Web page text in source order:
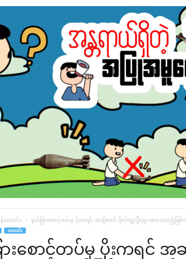
းသတင်း နယ်ခြား‌စောင့်တပ်မှ ပိုးကရင် အဆို‌တော် ဗိုလ်ထူ့လွီးအွာအား တပည့်ဖြ
သတင်း
ား‌စောင့်တပ်မှ ပိုးကရင်